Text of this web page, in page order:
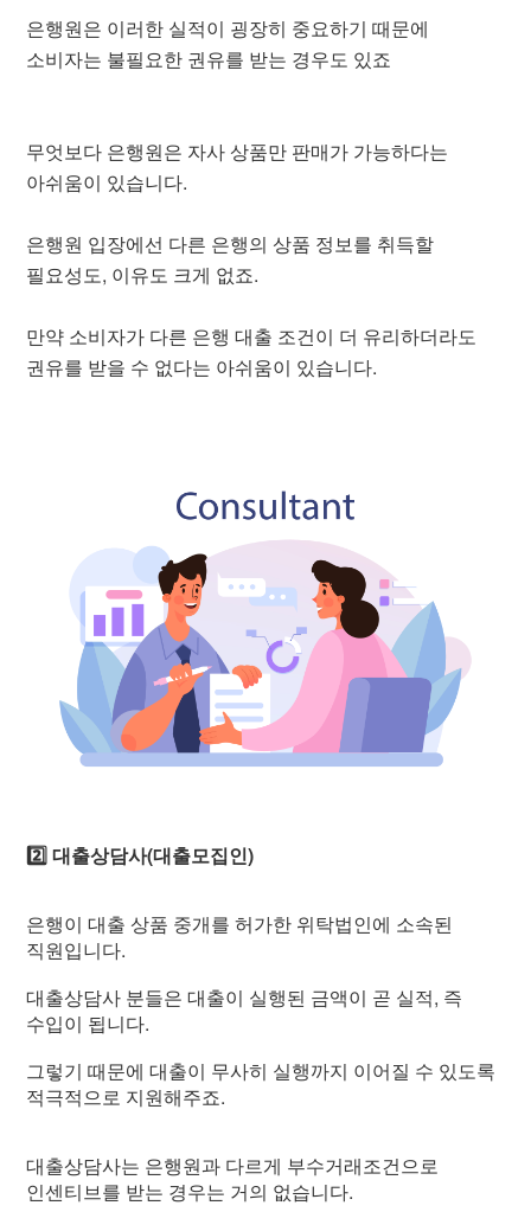
은행원은 이러한 실적이 굉장히 중요하기 때문에
소비자는 불필요한 권유를 받는 경우도 있죠
무엇보다 은행원은 자사 상품만 판매가 가능하다는
아쉬움이 있습니다.
은행원 입장에선 다른 은행의 상품 정보를 취득할
필요성도, 이유도 크게 없죠.
만약 소비자가 다른 은행 대출 조건이 더 유리하더라도
권유를 받을 수 없다는 아쉬움이 있습니다.
2️⃣ 대출상담사(대출모집인)
은행이 대출 상품 중개를 허가한 위탁법인에 소속된
직원입니다.
대출상담사 분들은 대출이 실행된 금액이 곧 실적, 즉
수입이 됩니다.
그렇기 때문에 대출이 무사히 실행까지 이어질 수 있도록
적극적으로 지원해주죠.
대출상담사는 은행원과 다르게 부수거래조건으로
인센티브를 받는 경우는 거의 없습니다.